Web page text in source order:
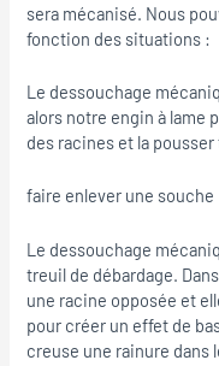
sera mécanisé. Nous
fonction des situations :
Le dessouchage
alors notre engin à lame
des racines et la
faire enlever une souche
Le dessouchage
treuil de débardage.
une racine opposée et
pour créer un effet de
creuse une rainure dans